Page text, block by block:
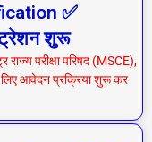
✅
शुरू
परीक्षा परिषद (MSCE),
लिए आवेदन प्रक्रिया शुरू कर